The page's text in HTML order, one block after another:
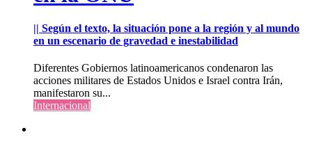
|| Según el texto, la situación pone a la región y al mundo
en un escenario de gravedad e inestabilidad
Diferentes Gobiernos latinoamericanos condenaron las
acciones militares de Estados Unidos e Israel contra Irán,
manifestaron su...
Internacional